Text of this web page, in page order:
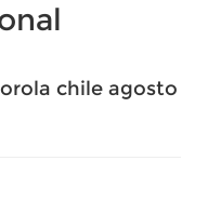
chile agosto